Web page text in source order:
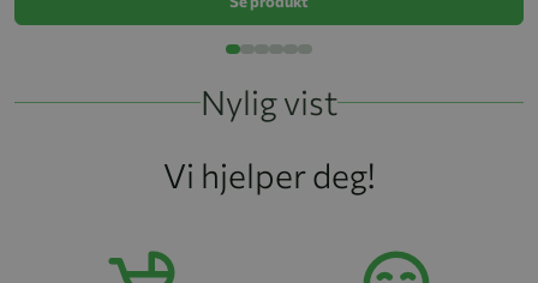
Nylig vist
Vi hjelper deg!